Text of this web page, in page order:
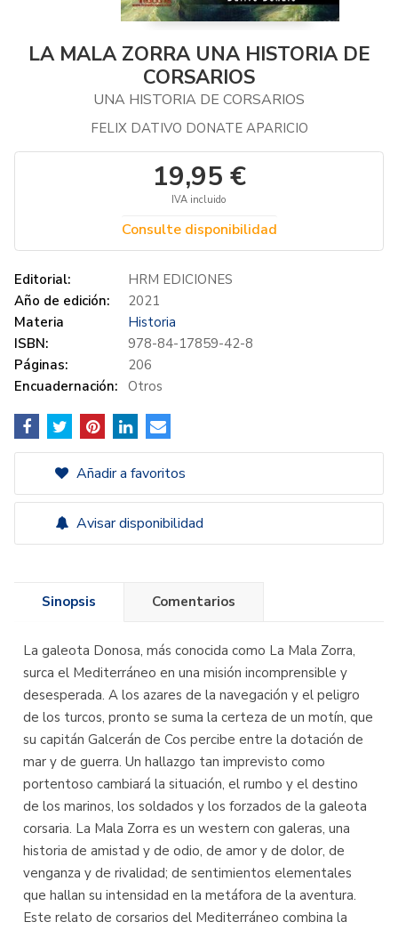
LA MALA ZORRA UNA HISTORIA DE
CORSARIOS
UNA HISTORIA DE CORSARIOS
FELIX DATIVO DONATE APARICIO
19,95 €
IVA incluido
Consulte disponibilidad
Editorial:
HRM EDICIONES
Año de edición:
2021
Materia
Historia
ISBN:
978-84-17859-42-8
Páginas:
206
Encuadernación: Otros
Añadir a favoritos
Avisar disponibilidad
Sinopsis Comentarios
La galeota Donosa, más conocida como La Mala Zorra,
surca el Mediterráneo en una misión incomprensible y
desesperada. A los azares de la navegación y el peligro
de los turcos, pronto se suma la certeza de un motín, que
su capitán Galcerán de Cos percibe entre la dotación de
mar y de guerra. Un hallazgo tan imprevisto como
portentoso cambiará la situación, el rumbo y el destino
de los marinos, los soldados y los forzados de la galeota
corsaria. La Mala Zorra es un western con galeras, una
historia de amistad y de odio, de amor y de dolor, de
venganza y de rivalidad; de sentimientos elementales
que hallan su intensidad en la metáfora de la aventura.
Este relato de corsarios del Mediterráneo combina la